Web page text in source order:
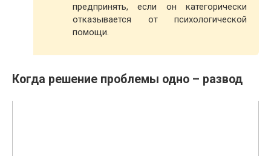
предпринять, если он категорически
отказывается от психологической
помощи.
Когда решение проблемы одно – развод